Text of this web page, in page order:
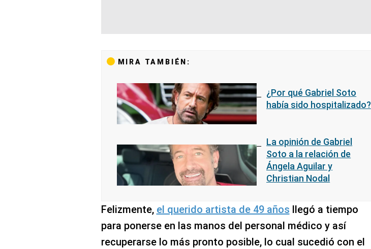
MIRA TAMBIÉN:
¿Por qué Gabriel Soto
había sido hospitalizado?
La opinión de Gabriel
Soto a la relación de
Ángela Aguilar y
Christian Nodal
Felizmente, el querido artista de 49 años llegó a tiempo
para ponerse en las manos del personal médico y así
recuperarse lo más pronto posible, lo cual sucedió con el